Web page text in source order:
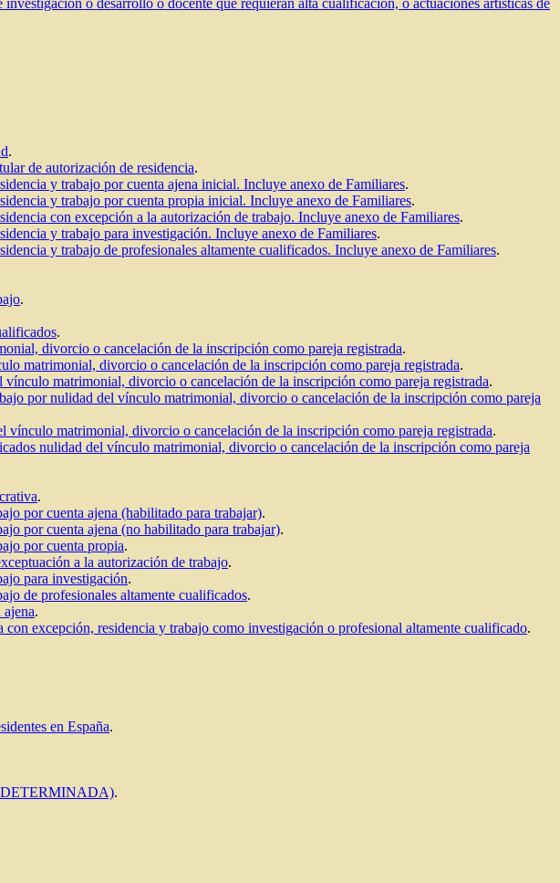
.
de autorización de residencia.
y trabajo por cuenta ajena inicial. Incluye anexo de Familiares.
y trabajo por cuenta propia inicial. Incluye anexo de Familiares.
con excepción a la autorización de trabajo. Incluye anexo de Familiares.
y trabajo para investigación. Incluye anexo de Familiares.
y trabajo de profesionales altamente cualificados. Incluye anexo de Familiares.
.
.
divorcio o cancelación de la inscripción como pareja registrada.
matrimonial, divorcio o cancelación de la inscripción como pareja registrada.
matrimonial, divorcio o cancelación de la inscripción como pareja registrada.
por nulidad del vínculo matrimonial, divorcio o cancelación de la inscripción como pareja
matrimonial, divorcio o cancelación de la inscripción como pareja registrada.
nulidad del vínculo matrimonial, divorcio o cancelación de la inscripción como pareja
.
por cuenta ajena (habilitado para trabajar).
por cuenta ajena (no habilitado para trabajar).
por cuenta propia.
a la autorización de trabajo.
para investigación.
de profesionales altamente cualificados.
.
excepción, residencia y trabajo como investigación o profesional altamente cualificado.
en España.
DETERMINADA).